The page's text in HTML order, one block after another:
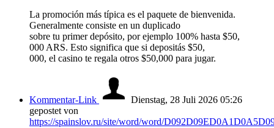
La promoción más típica es el paquete de bienvenida.
Generalmente consiste en un duplicado
sobre tu primer depósito, por ejemplo 100% hasta $50,
000 ARS. Esto significa que si depositás $50,
000, el casino te regala otros $50,000 para jugar.
Kommentar-Link
Dienstag, 28 Juli 2026 05:26
gepostet von
https://spainslov.ru/site/word/word/